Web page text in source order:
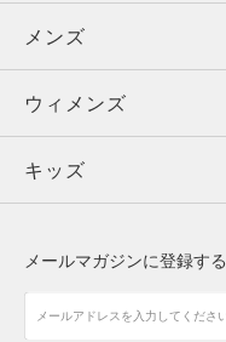
メンズ
ウィメンズ
キッズ
アクセサリー
メンズ
トップス
ボトムス
アクセサリー
ウィメンズ
トップス
シューズ
キッズ
メールマガジンに登録する